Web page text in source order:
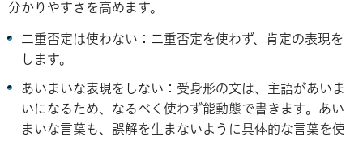
分かりやすさを高めます。
二重否定は使わない：二重否定を使わず、肯定の表現を
します。
あいまいな表現をしない：受身形の文は、主語があいま
いになるため、なるべく使わず能動態で書きます。あい
まいな言葉も、誤解を生まないように具体的な言葉を使